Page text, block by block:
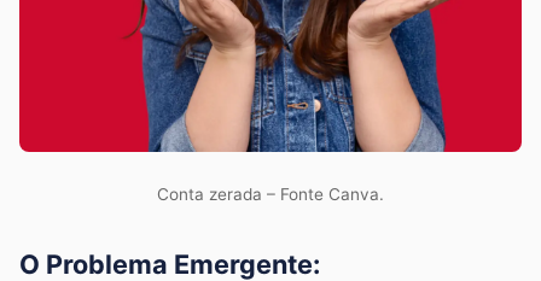
Conta zerada – Fonte Canva.
O Problema Emergente: